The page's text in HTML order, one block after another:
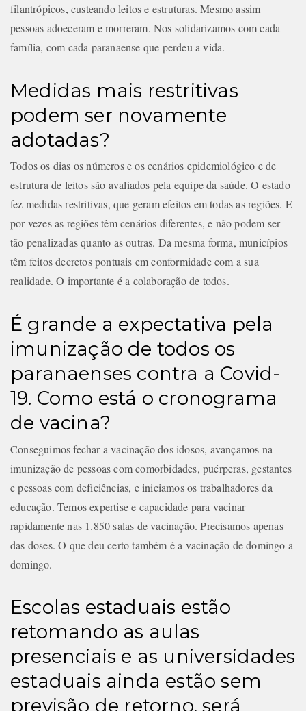
filantrópicos, custeando leitos e estruturas. Mesmo assim
pessoas adoeceram e morreram. Nos solidarizamos com cada
família, com cada paranaense que perdeu a vida.
Medidas mais restritivas
podem ser novamente
adotadas?
Todos os dias os números e os cenários epidemiológico e de
estrutura de leitos são avaliados pela equipe da saúde. O estado
fez medidas restritivas, que geram efeitos em todas as regiões. E
por vezes as regiões têm cenários diferentes, e não podem ser
tão penalizadas quanto as outras. Da mesma forma, municípios
têm feitos decretos pontuais em conformidade com a sua
realidade. O importante é a colaboração de todos.
É grande a expectativa pela
imunização de todos os
paranaenses contra a Covid-
19. Como está o cronograma
de vacina?
Conseguimos fechar a vacinação dos idosos, avançamos na
imunização de pessoas com comorbidades, puérperas, gestantes
e pessoas com deficiências, e iniciamos os trabalhadores da
educação. Temos expertise e capacidade para vacinar
rapidamente nas 1.850 salas de vacinação. Precisamos apenas
das doses. O que deu certo também é a vacinação de domingo a
domingo.
Escolas estaduais estão
retomando as aulas
presenciais e as universidades
estaduais ainda estão sem
previsão de retorno. será